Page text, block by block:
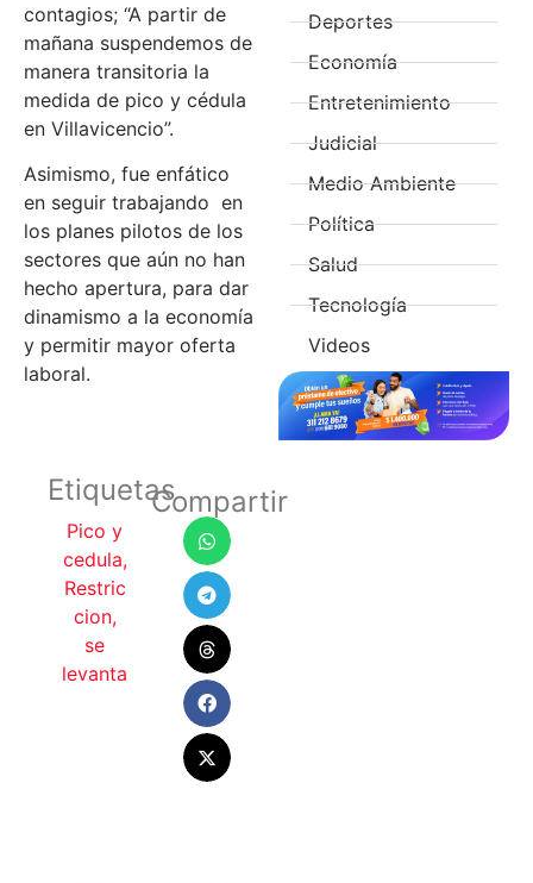
contagios; “A partir de
mañana suspendemos de
manera transitoria la
medida de pico y cédula
en Villavicencio”.
Asimismo, fue enfático
en seguir trabajando en
los planes pilotos de los
sectores que aún no han
hecho apertura, para dar
dinamismo a la economía
y permitir mayor oferta
laboral.
Etiquetas
Pico y
cedula,
Restric
cion,
se
levanta
Compartir
Deportes
Economía
Entretenimiento
Judicial
Medio Ambiente
Política
Salud
Tecnología
Videos